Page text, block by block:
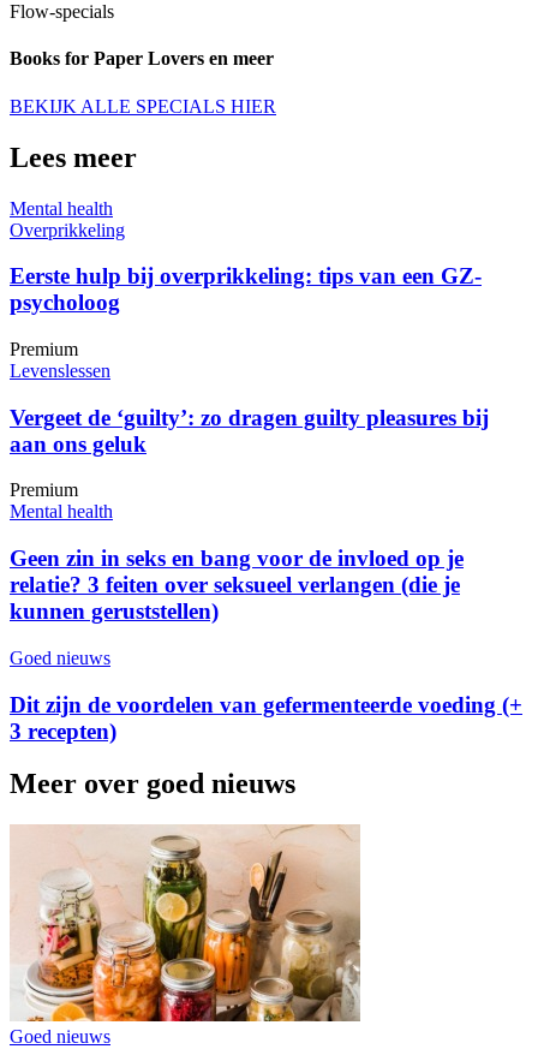
Flow-specials
Books for Paper Lovers en meer
BEKIJK ALLE SPECIALS HIER
Lees meer
Mental health
Overprikkeling
Eerste hulp bij overprikkeling: tips van een GZ-
psycholoog
Premium
Levenslessen
Vergeet de ‘guilty’: zo dragen guilty pleasures bij
aan ons geluk
Premium
Mental health
Geen zin in seks en bang voor de invloed op je
relatie? 3 feiten over seksueel verlangen (die je
kunnen geruststellen)
Goed nieuws
Dit zijn de voordelen van gefermenteerde voeding (+
3 recepten)
Meer over goed nieuws
Goed nieuws